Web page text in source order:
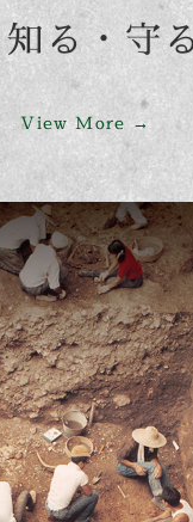
る・守
View More